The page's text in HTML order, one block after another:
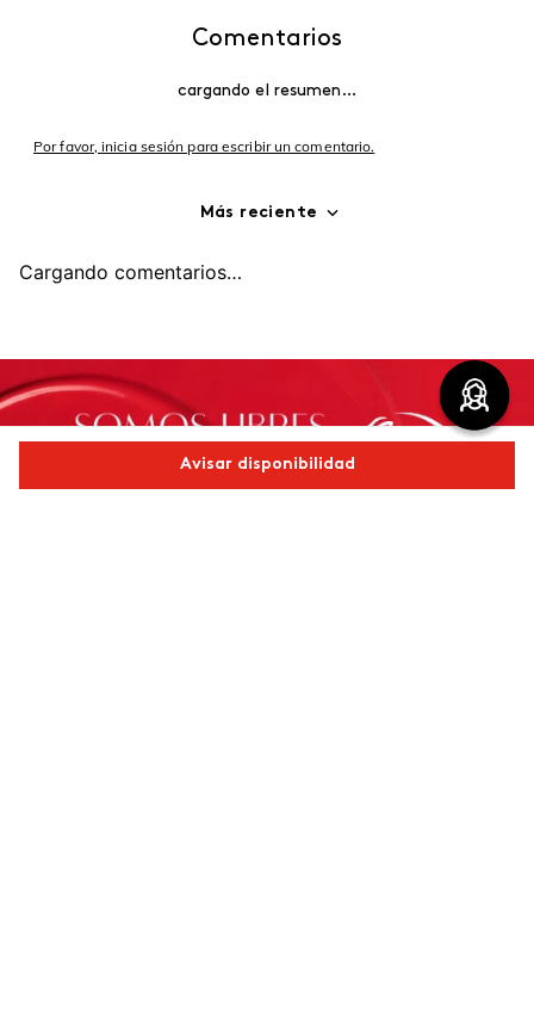
Avisar disponibilidad
Comentarios
cargando el resumen…
Por favor, inicia sesión para escribir un comentario.
Más reciente
Cargando comentarios…